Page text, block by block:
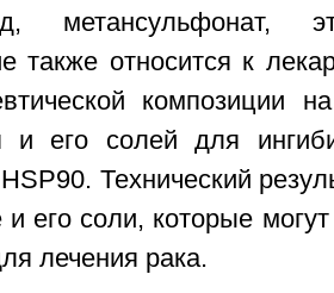
метансульфонат,
также относится к
композиции
и его солей для
Технический
и его соли, которые
лечения рака.